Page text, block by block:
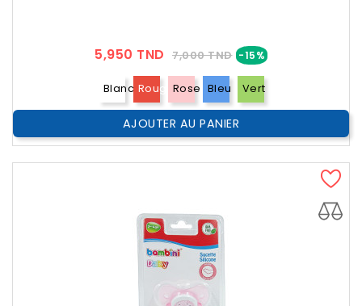
5,950 TND Prix
Public
7,000 TND -15%Prix
Blanc RougeRose Bleu Vert
AJOUTER AU PANIER